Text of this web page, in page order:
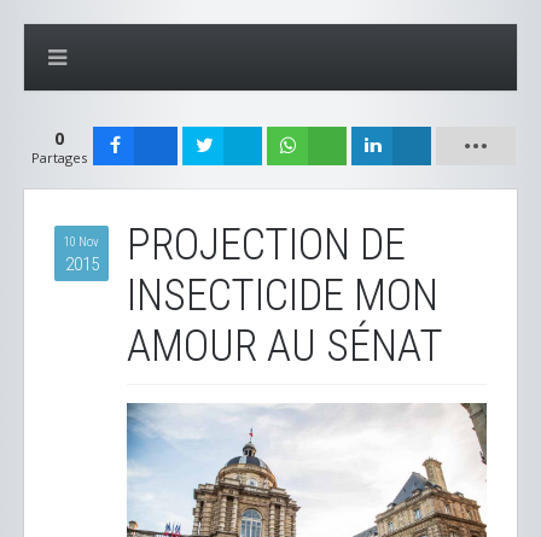
0
Partages
10 Nov
2015
PROJECTION DE
INSECTICIDE MON
AMOUR AU SÉNAT